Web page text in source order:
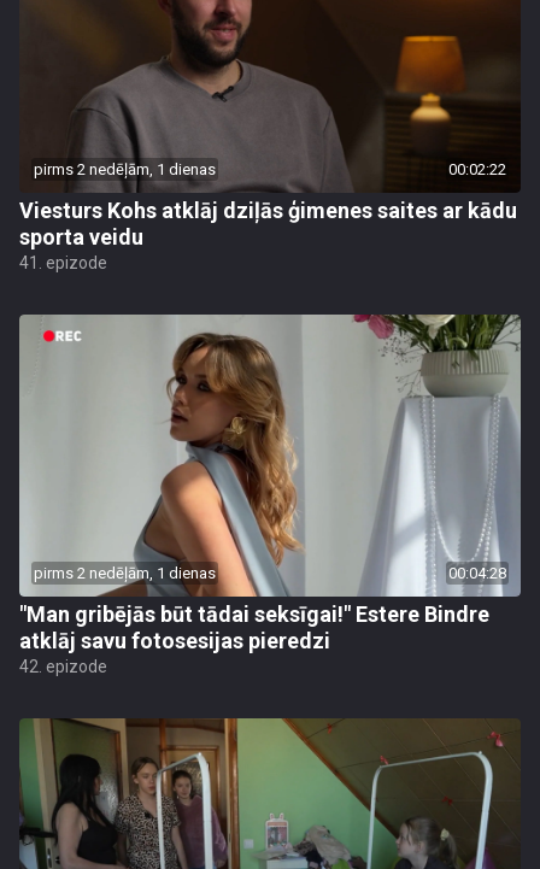
pirms 2 nedēļām, 1 dienas 00:02:22
Viesturs Kohs atklāj dziļās ģimenes saites ar kādu
sporta veidu
41. epizode
pirms 2 nedēļām, 1 dienas 00:04:28
"Man gribējās būt tādai seksīgai!" Estere Bindre
atklāj savu fotosesijas pieredzi
42. epizode